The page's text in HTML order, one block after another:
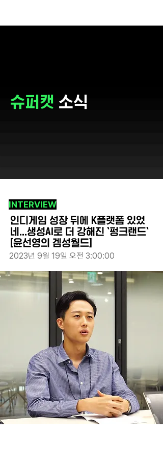
슈퍼캣 소식
INTERVIEW
인디게임 성장 뒤에 K플랫폼 있었
네...생성AI로 더 강해진 `펑크랜드`
[윤선영의 겜성월드]
2023년 9월 19일 오전 3:00:00